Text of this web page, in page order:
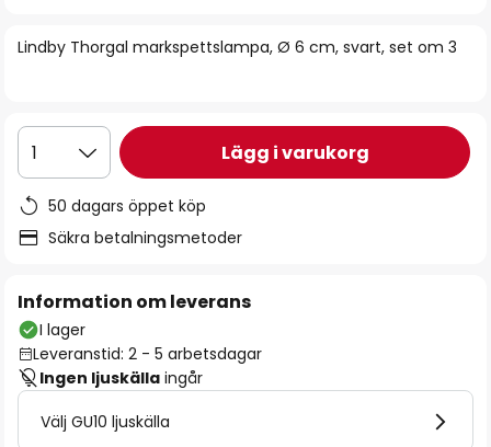
Lindby Thorgal markspettslampa, Ø 6 cm, svart, set om 3
1 Lägg i varukorg
50 dagars öppet köp
Säkra betalningsmetoder
Information om leverans
I lager
Leveranstid: 2 - 5 arbetsdagar
Ingen ljuskälla ingår
Välj GU10 ljuskälla